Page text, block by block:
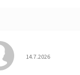
Hodnotenie
14.7.2026